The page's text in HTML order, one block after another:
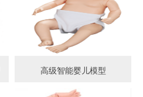
高级智能婴儿模型